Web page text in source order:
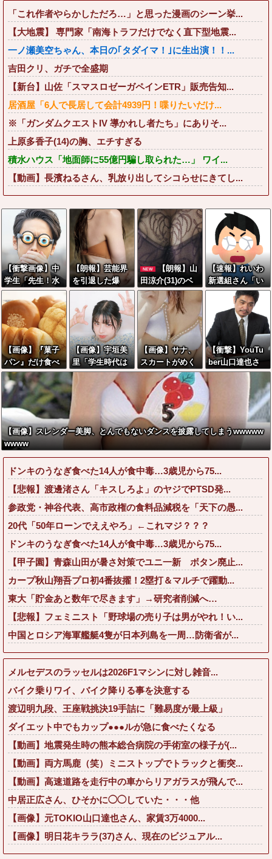
「これ作者やらかしただろ…」と思った漫画のシーン挙...
【大地震】 専門家「南海トラフだけでなく直下型地震...
一ノ瀬美空ちゃん、本日の｢タダイマ！｣に生出演！！...
吉田クリ、ガチで全盛期
【新台】山佐「スマスロゼーガペインETR」販売告知...
居酒屋「6人で長居して会計4939円！喋りたいだけ...
※「ガンダムクエストIV 導かれし者たち」にありそ...
上原多香子(14)の胸、エチすぎる
積水ハウス「地面師に55億円騙し取られた…」 ワイ...
【動画】長濱ねるさん、乳放り出してシコらせにきてし...
【衝撃画像】中
学生「先生！水
泳で水着になる
のイヤです！」
先生「分かっ
た」→結果まさ
かの『こう』な
ってしまうw w
w w w w w
【朗報】芸能界
を引退した爆
乳、SNSで●●●●
画像を投稿www
www
NEW
【朗報】山
田涼介(31)のベ
ッドシーン、●●
すぎるwwwww
ww
【速報】れいわ
新選組さん「い
のちの党」に改
名ｗｗｗｗｗｗ
ｗｗ
【画像】『菓子
パン』だけ食べ
てる男の部屋、
ガチでエグいww
wwww
【画像】宇垣美
里「学生時代は
全然モテなかっ
たです」←これ
ほんまかぁ？w
【画像】サナ、
スカートがめく
れえっちなショ
ーツ丸見えwww
wwwww
【衝撃】YouTu
ber山口達也さ
ん、チェンソー
で竹を切るだけ
で600万再生を
突破してしまう
←正直、こう言
うのでいいんだ
よなw w w w w
w w w
【画像】スレンダー美脚、とんでもないダンスを披露してしまうwwwww
wwww
ドンキのうなぎ食べた14人が食中毒…3歳児から75...
【悲報】渡邊渚さん「キスしろよ」のヤジでPTSD発...
参政党・神谷代表、高市政権の食料品減税を「天下の愚...
20代「50年ローンでええやろ」←これマジ？？？
ドンキのうなぎ食べた14人が食中毒…3歳児から75...
【甲子園】青森山田が暑さ対策でユニ一新 ボタン廃止...
カープ秋山翔吾プロ初4番抜擢！2塁打＆マルチで躍動...
東大「貯金あと数年で尽きます」→研究者削減へ…
【悲報】フェミニスト「野球場の売り子は男がやれ！い...
中国とロシア海軍艦艇4隻が日本列島を一周…防衛省が...
メルセデスのラッセルは2026F1マシンに対し雑音...
バイク乗りワイ、バイク降りる事を決意する
渡辺明九段、王座戦挑決19手詰に「難易度が最上級」
ダイエット中でもカップ●●●ルが急に食べたくなる
【動画】地震発生時の熊本総合病院の手術室の様子が(...
【動画】両方馬鹿（笑）ミニストップでトラックと衝突...
【動画】高速道路を走行中の車からリアガラスが飛んで...
中居正広さん、ひそかに◯◯していた・・・他
【画像】元TOKIO山口達也さん、家賃3万4000...
【画像】明日花キララ(37)さん、現在のビジュアル...